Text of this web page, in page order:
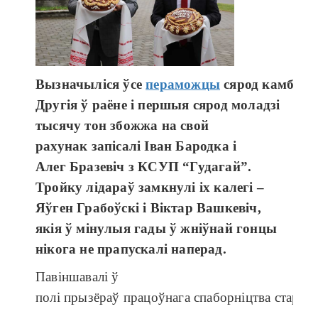
Вызначыліся ўсе пераможцы сярод
Другія ў раёнеіпершыя сярод моладзі
тысячу тонзбожжа на свой
рахунак запісалі Іван Бародка і
Алег Бразевіч з КСУП “Гудагай”.
Тройкулідараў замкнулі іх калегі –
Яўген Грабоўскі і Віктар Вашкевіч,
якіяўмінулыягады ўжніўнайгонцы
нікога непрапускалі наперад.
Павіншавалі ў
полі прызёраў працоўнага спаборніцтва